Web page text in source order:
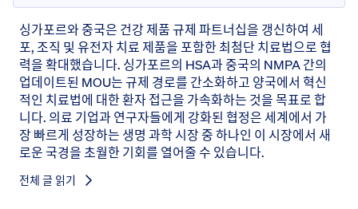
싱가포르와 중국은 건강 제품 규제 파트너십을 갱신하여 세
포, 조직 및 유전자 치료 제품을 포함한 최첨단 치료법으로 협
력을 확대했습니다. 싱가포르의 HSA과 중국의 NMPA 간의
업데이트된 MOU는 규제 경로를 간소화하고 양국에서 혁신
적인 치료법에 대한 환자 접근을 가속화하는 것을 목표로 합
니다. 의료 기업과 연구자들에게 강화된 협정은 세계에서 가
장 빠르게 성장하는 생명 과학 시장 중 하나인 이 시장에서 새
로운 국경을 초월한 기회를 열어줄 수 있습니다.
전체 글 읽기